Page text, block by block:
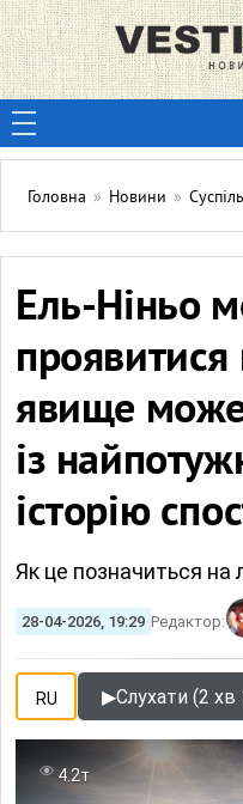
Головна » Новини »
Ель-Ніньо
проявитися
явище
із
історію
Як це позначиться на
28-04-2026, 19:29 Редактор:
RU ▶Слухати (2 хв
4.2т